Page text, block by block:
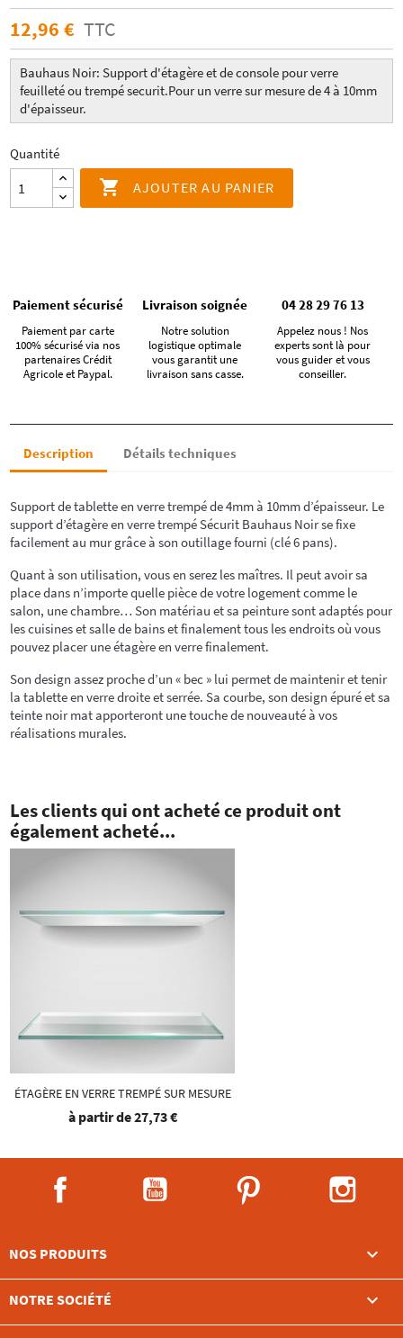
12,96 € TTC
Bauhaus Noir: Support d'étagère et de console pourverre
feuilleté ou trempé securit.Pour un verre sur mesure de 4 à 10mm
d'épaisseur.
Quantité
 AJOUTER AU PANIER
Paiement sécurisé
Paiement par carte
100% sécurisé via nos
partenaires Crédit
Agricole et Paypal.
Livraison soignée
Notre solution
logistique optimale
vous garantit une
livraison sans casse.
04 28 29 76 13
Appelez nous ! Nos
experts sont là pour
vous guider et vous
conseiller.
Description Détails techniques
Support de tablette en verre trempé de 4mm à 10mm d’épaisseur. Le
support d’étagère en verre trempé Sécurit Bauhaus Noir se fixe
facilement au mur grâce à son outillage fourni (clé 6 pans).
Quant à son utilisation, vous en serez les maîtres. Il peut avoir sa
place dans n’importe quelle pièce de votre logement comme le
salon, une chambre… Son matériau et sa peinture sont adaptés pour
les cuisines et salle de bains et finalement tous les endroits où vous
pouvez placer une étagère en verre finalement.
Son design assez proche d’un « bec » lui permet de maintenir et tenir
la tablette en verre droite et serrée. Sa courbe, son design épuré et sa
teinte noir mat apporteront une touche de nouveauté à vos
réalisations murales.
Les clients qui ont acheté ce produit ont
également acheté...
ÉTAGÈRE EN VERRE TREMPÉ SUR MESURE
à partir de27,73 €
NOS PRODUITS 
NOTRE SOCIÉTÉ 